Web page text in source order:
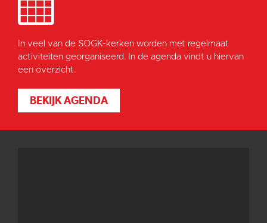
In veel van de SOGK-kerken worden met regelmaat
activiteiten georganiseerd. In de agenda vindt u hiervan
een overzicht.
BEKIJK AGENDA